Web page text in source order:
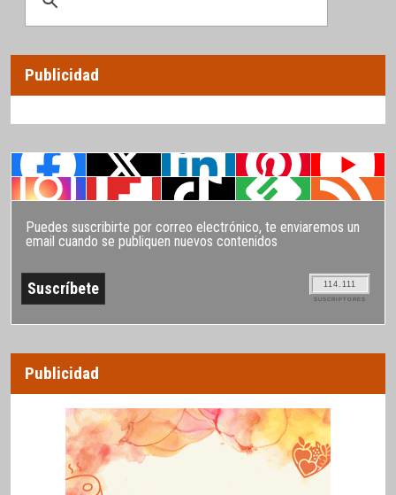
Publicidad
Puedes suscribirte por correo electrónico, te enviaremos un
email cuando se publiquen nuevos contenidos
114.111
SUSCRIPTORES
Publicidad